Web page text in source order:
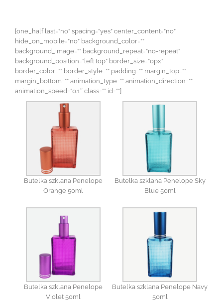
[one_half last=”no” spacing=”yes” center_content=”no”
hide_on_mobile=”no” background_color=””
background_image=”” background_repeat=”no-repeat”
background_position=”left top” border_size=”0px”
border_color=”” border_style=”” padding=”” margin_top=””
margin_bottom=”” animation_type=”” animation_direction=””
animation_speed=”0.1″ class=”” id=””]
Butelka szklana Penelope
Orange 50ml
Butelka szklana Penelope Sky
Blue 50ml
Butelka szklana Penelope
Violet 50ml
Butelka szklana Penelope Navy
50ml